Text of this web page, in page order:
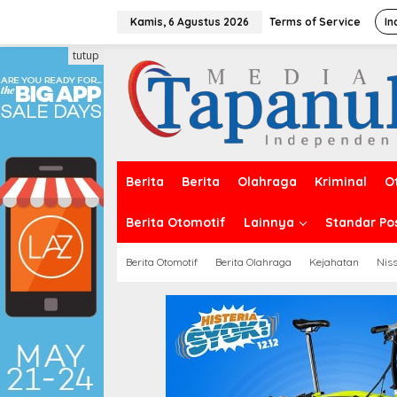
Kamis, 6 Agustus 2026 Terms of Service
Berita Berita Olahraga Kriminal
Berita Otomotif Lainnya Standar
Berita Otomotif Berita Olahraga Kejahatan
tutup